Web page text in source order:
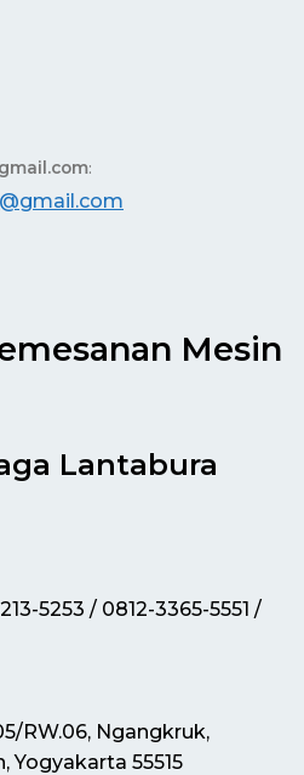
:
Mesin
Lantabura
5253 / 0812-3365-5551 /
RW.06, Ngangkruk,
Yogyakarta 55515